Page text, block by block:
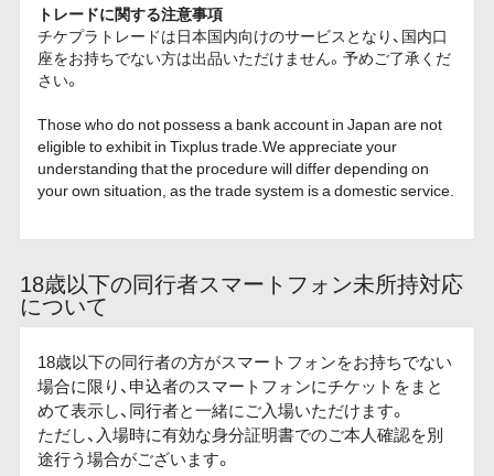
トレードに関する注意事項
チケプラトレードは日本国内向けのサービスとなり、国内口
座をお持ちでない方は出品いただけません。予めご了承くだ
さい。
Those who do not possess a bank account in Japan are not
eligible to exhibit in Tixplus trade.We appreciate your
understanding that the procedure will differ depending on
your own situation, as the trade system is a domestic service.
18歳以下の同行者スマートフォン未所持対応
について
18歳以下の同行者の方がスマートフォンをお持ちでない
場合に限り、申込者のスマートフォンにチケットをまと
めて表示し、同行者と一緒にご入場いただけます。
ただし、入場時に有効な身分証明書でのご本人確認を別
途行う場合がございます。